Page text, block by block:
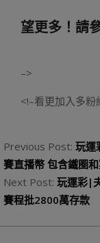
望更多！請
–>
<!–看更加入多粉
08-
21
Previous Post: 玩運
賽直播幣 包含鐵圈
Next Post: 玩運彩|
賽程批2800萬存款